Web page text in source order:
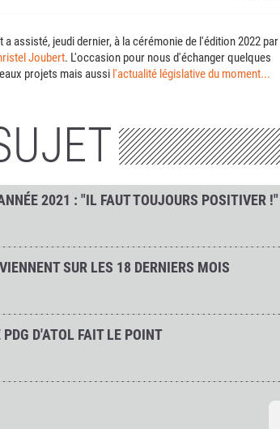
a assisté, jeudi dernier, à la cérémonie de l'édition 2022 par
Joubert. L'occasion pour nous d'échanger quelques
projets mais aussi l'actualité législative du moment...
2021 : "IL FAUT TOUJOURS POSITIVER !"
SUR LES 18 DERNIERS MOIS
D'ATOL FAIT LE POINT